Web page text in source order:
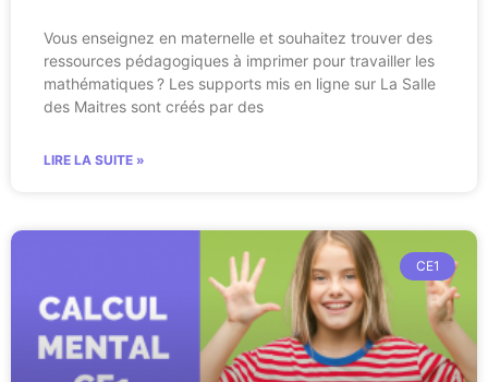
Vous enseignez en maternelle et souhaitez trouver des
ressources pédagogiques à imprimer pour travailler les
mathématiques ? Les supports mis en ligne sur La Salle
des Maitres sont créés par des
LIRE LA SUITE »
CE1